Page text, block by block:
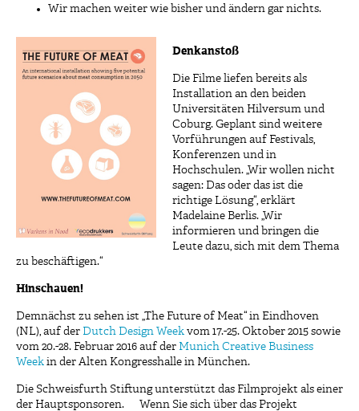
Wir machen weiter wie bisher und ändern gar nichts.
Denkanstoß
Die Filme liefen bereits als
Installation an den beiden
Universitäten Hilversum und
Coburg. Geplant sind weitere
Vorführungen auf Festivals,
Konferenzen und in
Hochschulen. „Wir wollen nicht
sagen: Das oder das ist die
richtige Lösung“, erklärt
Madelaine Berlis. „Wir
informieren und bringen die
Leute dazu, sich mit dem Thema
zu beschäftigen.“
Hinschauen!
Demnächst zu sehen ist „The Future of Meat“ in Eindhoven
(NL), auf der Dutch Design Week vom 17.-25. Oktober 2015 sowie
vom 20.-28. Februar 2016 auf der Munich Creative Business
Week in der Alten Kongresshalle in München.
Die Schweisfurth Stiftung unterstützt das Filmprojekt als einer
der Hauptsponsoren. Wenn Sie sich über das Projekt